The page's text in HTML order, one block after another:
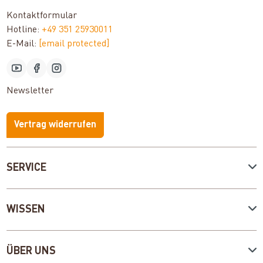
SERVICE
WISSEN
ÜBER UNS
Kontaktformular
Hotline: +49 351 25930011
E-Mail:
[email protected]
Newsletter
Vertrag widerrufen